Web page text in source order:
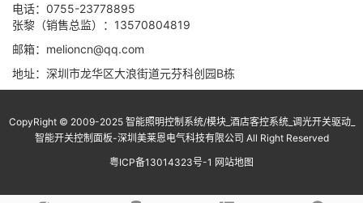
电话：0755-23778895
张黎（销售总监）：13570804819
邮箱：melioncn@qq.com
地址：深圳市龙华区大浪街道元芬科创园B栋
CopyRight © 2009-2025 智能照明控制系统/模块_酒店客控系统_调光开关驱动_
智能开关控制面板-深圳美莱恩电气科技有限公司 All Right Reserved
粤ICP备13014323号-1 网站地图